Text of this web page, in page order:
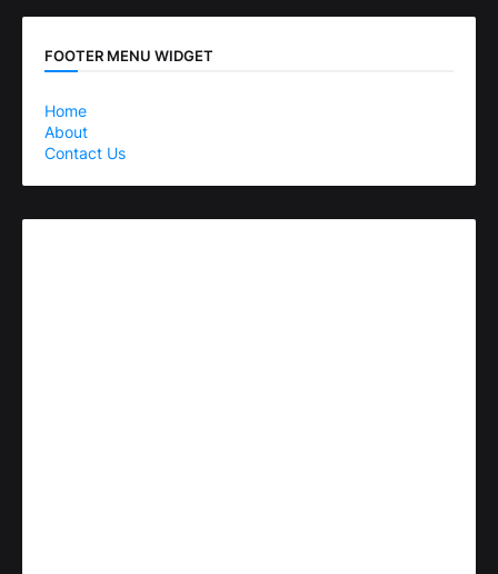
FOOTER MENU WIDGET
Home
About
Contact Us